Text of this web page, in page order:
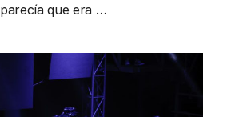
que era …